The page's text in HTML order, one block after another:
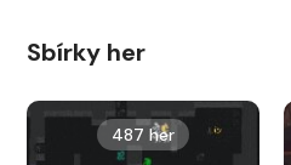
Sbírky her
487 her